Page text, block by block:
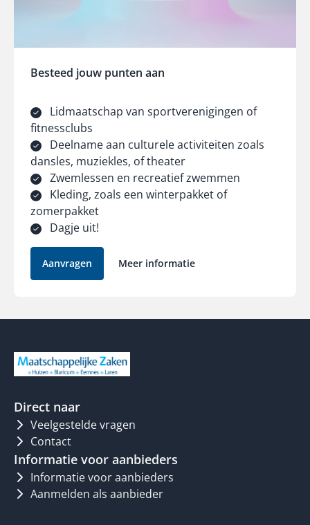
Besteed jouw punten aan
Lidmaatschap van sportverenigingen of
fitnessclubs
Deelname aan culturele activiteiten zoals
dansles, muziekles, of theater
Zwemlessen en recreatief zwemmen
Kleding, zoals een winterpakket of
zomerpakket
Dagje uit!
Aanvragen Meer informatie
Direct naar
Veelgestelde vragen
Contact
Informatie voor aanbieders
Informatie voor aanbieders
Aanmelden als aanbieder